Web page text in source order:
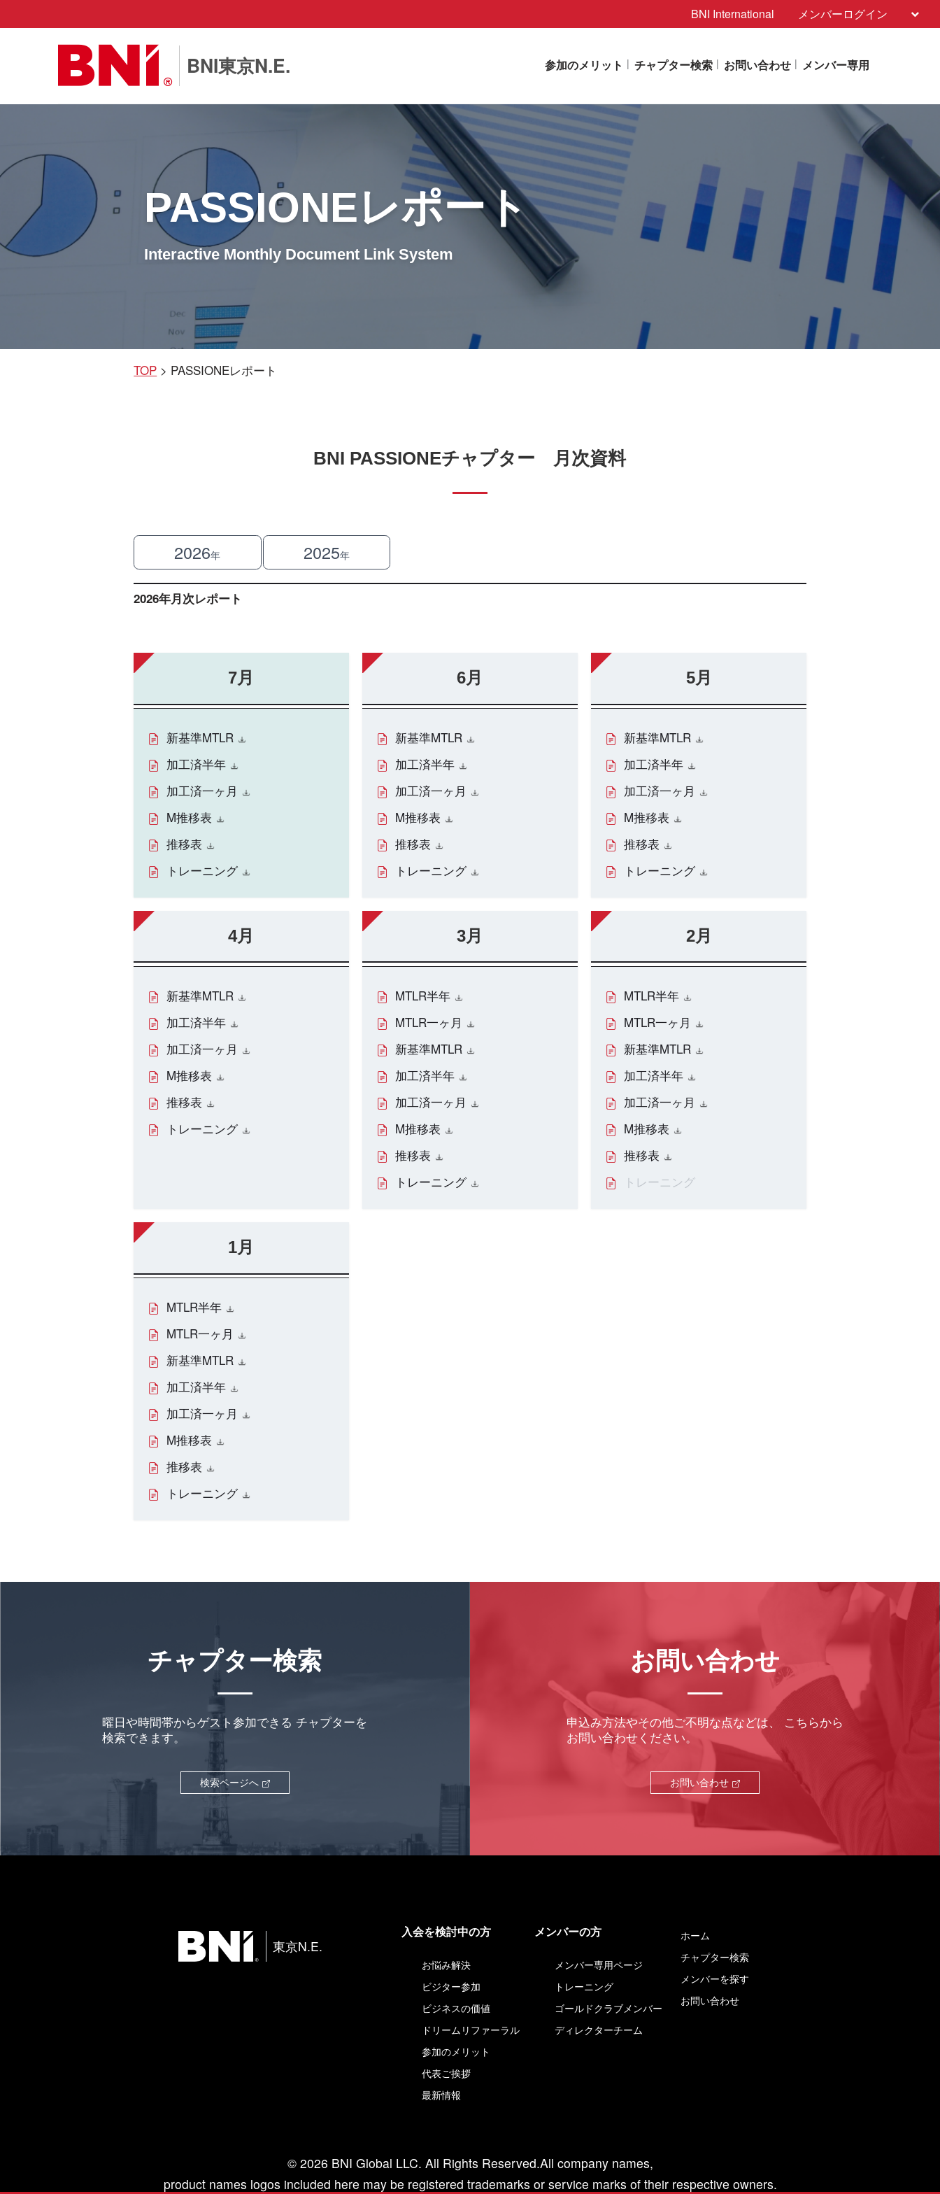
BNI International メンバーログイン
BNI東京N.E. 参加のメリット チャプター検索 お問い合わせ メンバー専用
PASSIONEレポート
TOP > PASSIONEレポート
BNI PASSIONEチャプター 月次資料
2026年 2025年
2026年月次レポート
7月
新基準MTLR
加工済半年
加工済一ヶ月
M推移表
推移表
トレーニング
6月
新基準MTLR
加工済半年
加工済一ヶ月
M推移表
推移表
トレーニング
5月
新基準MTLR
加工済半年
加工済一ヶ月
M推移表
推移表
トレーニング
4月
新基準MTLR
加工済半年
加工済一ヶ月
M推移表
推移表
トレーニング
3月
MTLR半年
MTLR一ヶ月
新基準MTLR
加工済半年
加工済一ヶ月
M推移表
推移表
トレーニング
2月
MTLR半年
MTLR一ヶ月
新基準MTLR
加工済半年
加工済一ヶ月
M推移表
推移表
トレーニング
1月
MTLR半年
MTLR一ヶ月
新基準MTLR
加工済半年
加工済一ヶ月
M推移表
推移表
トレーニング
チャプター検索
曜日や時間帯からゲスト参加できる チャプターを
検索できます。
検索ページへ
お問い合わせ
申込み方法やその他ご不明な点などは、
こちらから
お問い合わせください。
お問い合わせ
東京N.E.
入会を検討中の方
お悩み解決
ビジター参加
ビジネスの価値
ドリームリファーラル
参加のメリット
代表ご挨拶
最新情報
メンバーの方
メンバー専用ページ
トレーニング
ゴールドクラブメンバー
ディレクターチーム
ホーム
チャプター検索
メンバーを探す
お問い合わせ
© 2026 BNI Global LLC. All Rights Reserved.All company names,
product names logos included here may be registered trademarks or service marks of their respective owners.